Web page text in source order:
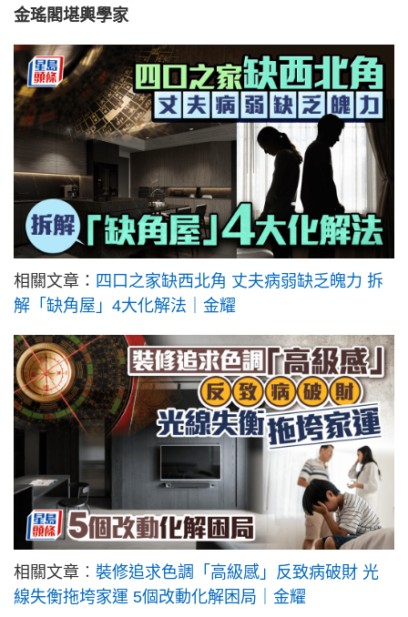
金瑤閣堪輿學家
相關文章： 四口之家缺西北角 丈夫病弱缺乏魄力 拆
解「缺角屋」4大化解法｜金耀
相關文章︰ 裝修追求色調「高級感」反致病破財 光
線失衡拖垮家運 5個改動化解困局｜金耀